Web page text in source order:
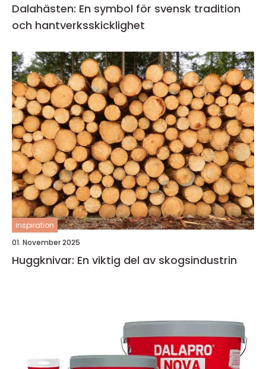
Dalahästen: En symbol för svensk tradition
och hantverksskicklighet
inspiration
01. November 2025
Huggknivar: En viktig del av skogsindustrin